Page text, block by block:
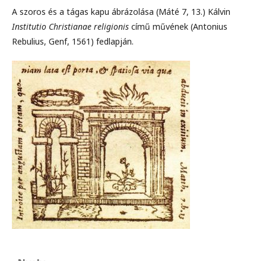
A szoros és a tágas kapu ábrázolása (Máté 7, 13.) Kálvin
Institutio Christianae religionis című művének (Antonius
Rebulius, Genf, 1561) fedlapján.